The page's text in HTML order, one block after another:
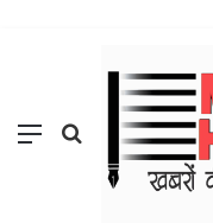
Menu Search
for